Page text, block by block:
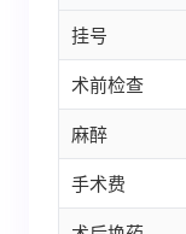
挂号
术前检查
麻醉
手术费